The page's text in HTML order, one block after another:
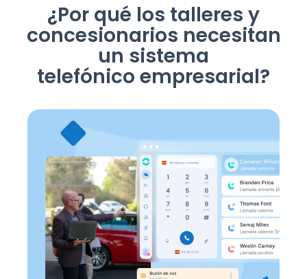
¿Por qué los talleres y
concesionarios necesitan
un sistema
telefónico empresarial?